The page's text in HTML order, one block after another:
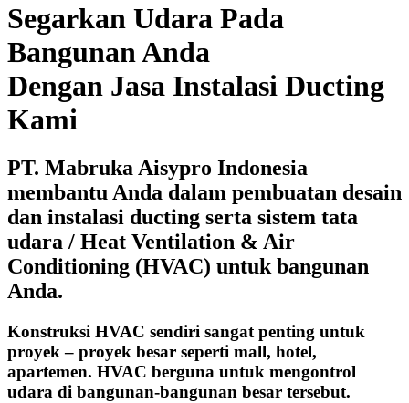
Segarkan Udara Pada
Bangunan Anda
Dengan Jasa Instalasi Ducting
Kami
PT. Mabruka Aisypro Indonesia
membantu Anda dalam pembuatan desain
dan instalasi ducting serta sistem tata
udara / Heat Ventilation & Air
Conditioning (HVAC) untuk bangunan
Anda.
Konstruksi HVAC sendiri sangat penting untuk
proyek – proyek besar seperti mall, hotel,
apartemen. HVAC berguna untuk mengontrol
udara di bangunan-bangunan besar tersebut.